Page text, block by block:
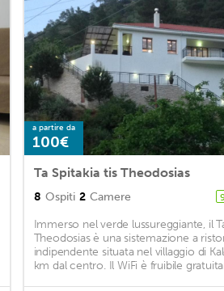
a partire da
100€
Ta Spitakia tis Theodosias
8 Ospiti 2 Camere
Immerso nel verde lussureggiante, il
Theodosias è una sistemazione a
indipendente situata nel villaggio di
km dal centro. Il WiFi è fruibile